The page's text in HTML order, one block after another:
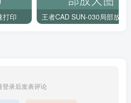
打印 王者CAD SUN-030局部放大
登录后发表评论